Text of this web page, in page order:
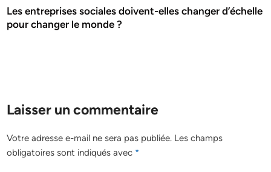
Les entreprises sociales doivent-elles changer d’échelle
pour changer le monde ?
Laisser un commentaire
Votre adresse e-mail ne sera pas publiée. Les champs
obligatoires sont indiqués avec *